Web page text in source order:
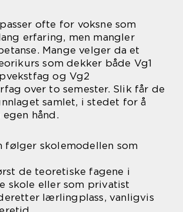
ofte for voksne som
erfaring, men mangler
Mange velger da et
som dekker både Vg1
og Vg2
over to semester. Slik får de
samlet, i stedet for å
egen hånd.
følger skolemodellen som
de teoretiske fagene i
skole eller som privatist
lærlingplass, vanligvis